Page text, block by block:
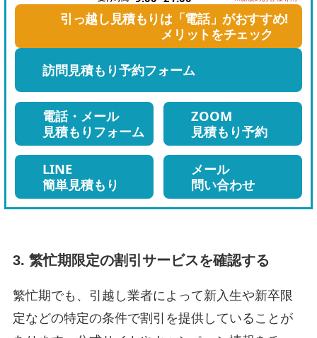
る
を
か
け
る
引っ越し見積もりは「電話」がおすすめ!
メリットをチェック
訪問見積もり予約フォーム
電話・メール
見積もりフォーム
ZOOM
見積もり予約
LINE
簡単見積もり
メール
問い合わせ
3. 繁忙期限定の割引サービスを確認する
繁忙期でも、引越し業者によって新入生や新卒限
定などの特定の条件で割引を提供していることが